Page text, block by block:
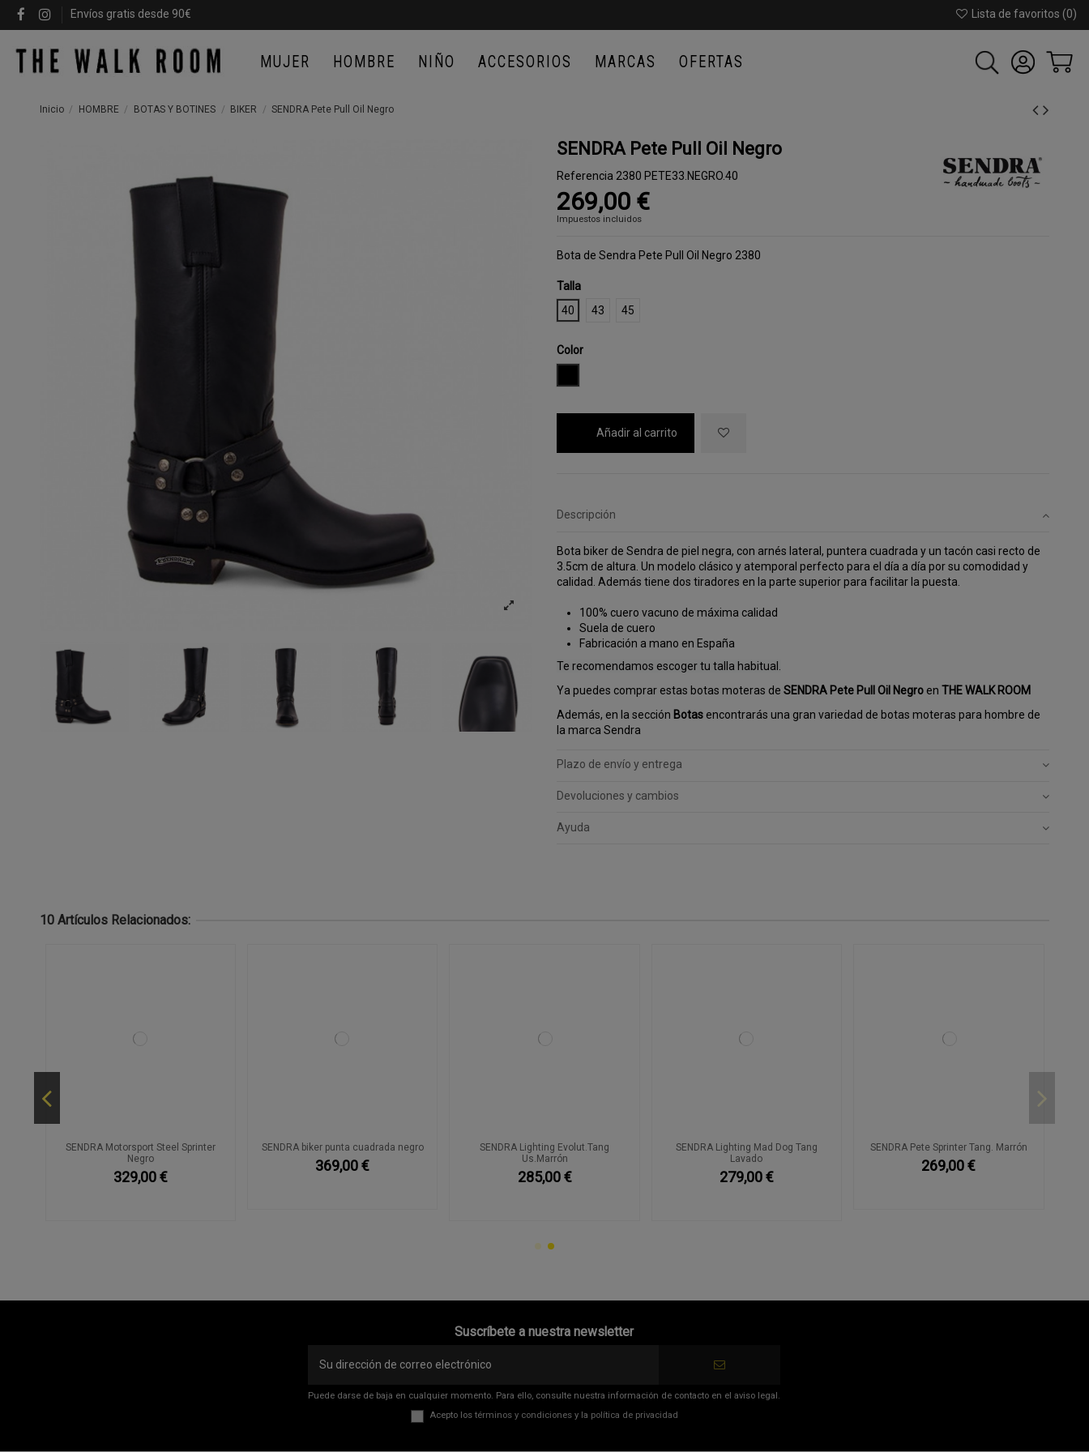
Envíos gratis desde 90€ Lista de favoritos (0)
MUJER HOMBRE NIÑO ACCESORIOS MARCAS OFERTAS
Inicio HOMBRE BOTAS Y BOTINES BIKER SENDRA Pete Pull Oil Negro
SENDRA Pete Pull Oil Negro
Referencia 2380 PETE33.NEGRO.40
269,00 €
Impuestos incluidos
Bota de Sendra Pete Pull Oil Negro 2380
Talla
40
43 45
Color
Añadir al carrito
Descripción
Bota biker de Sendra de piel negra, con arnés lateral, puntera cuadrada y un tacón casi recto de
3.5cm de altura. Un modelo clásico y atemporal perfecto para el día a día por su comodidad y
calidad. Además tiene dos tiradores en la parte superior para facilitar la puesta.
100% cuero vacuno de máxima calidad
Suela de cuero
Fabricación a mano en España
Te recomendamos escoger tu talla habitual.
Ya puedes comprar estas botas moteras de SENDRA Pete Pull Oil Negro en THE WALK ROOM
Además, en la sección Botasencontrarás una gran variedad de botas moteras para hombre de
la marca Sendra
Plazo de envío y entrega
Devoluciones y cambios
Ayuda
10 Artículos Relacionados:
SENDRA Motorsport Steel Sprinter
Negro
329,00 €
SENDRA biker punta cuadrada negro
369,00 €
SENDRA Lighting Evolut.Tang
Us.Marrón
285,00 €
SENDRA Lighting Mad Dog Tang
Lavado
279,00 €
SENDRA Pete Sprinter Tang. Marrón
269,00 €
Suscríbete a nuestra newsletter
Puede darse de baja en cualquier momento. Para ello, consulte nuestra información de contacto en el aviso legal.
Acepto los términos y condicionesy la política de privacidad